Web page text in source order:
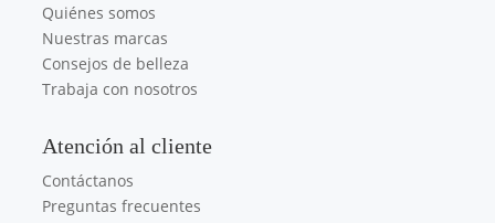
Quiénes somos
Nuestras marcas
Consejos de belleza
Trabaja con nosotros
Atención al cliente
Contáctanos
Preguntas frecuentes